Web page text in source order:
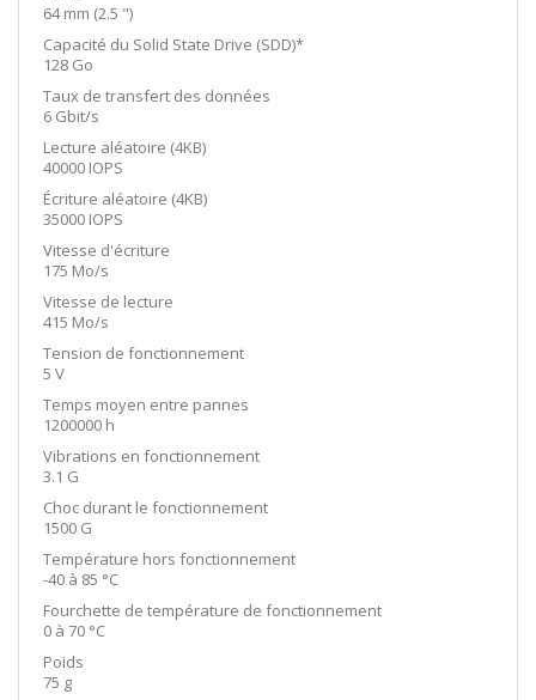
64 mm (2.5 ")
Capacité du Solid State Drive (SDD)*
128 Go
Taux de transfert des données
6 Gbit/s
Lecture aléatoire (4KB)
40000 IOPS
Écriture aléatoire (4KB)
35000 IOPS
Vitesse d'écriture
175 Mo/s
Vitesse de lecture
415 Mo/s
Tension de fonctionnement
5 V
Temps moyen entre pannes
1200000 h
Vibrations en fonctionnement
3.1 G
Choc durant le fonctionnement
1500 G
Température hors fonctionnement
-40 à 85 °C
Fourchette de température de fonctionnement
0 à 70 °C
Poids
75 g